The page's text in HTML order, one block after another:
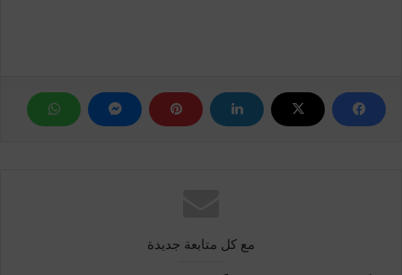
مع كل متابعة جديدة